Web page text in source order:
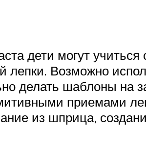
дети могут
лепки. Возможно
делать шаблоны на
приемами
из шприца,